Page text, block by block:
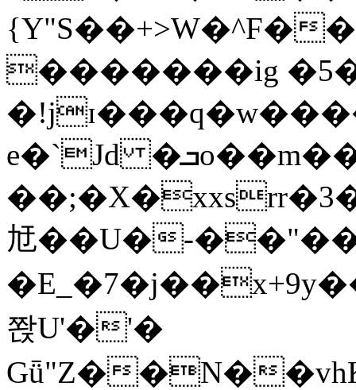
{Y"S��+>W�^F�
�������ig
e�`Jd �ܒo��m��1��d|
㝼��U�-
쫝U'�'�
Gǖ"Z��N�